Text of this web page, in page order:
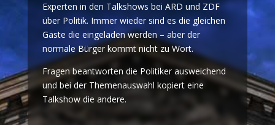
Experten in den Talkshows bei ARD und ZDF
über Politik. Immer wieder sind es die gleichen
Gäste die eingeladen werden – aber der
normale Bürger kommt nicht zu Wort.
Fragen beantworten die Politiker ausweichend
und bei der Themenauswahl kopiert eine
Talkshow die andere.